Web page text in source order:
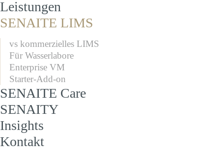
Leistungen
SENAITE LIMS
vs kommerzielles LIMS
Für Wasserlabore
Enterprise VM
Starter-Add-on
SENAITE Care
SENAITY
Insights
Kontakt